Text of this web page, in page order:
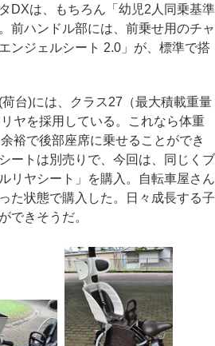
DXは、もちろん「幼児2人同乗基準
前ハンドル部には、前乗せ用のチャ
ンジェルシート 2.0」が、標準で搭
)には、クラス27（最大積載重量
ヤを採用している。これなら体重
裕で後部座席に乗せることができ
ートは別売りで、今回は、同じくブ
リヤシート」を購入。自転車屋さん
た状態で購入した。日々成長する子
できそうだ。